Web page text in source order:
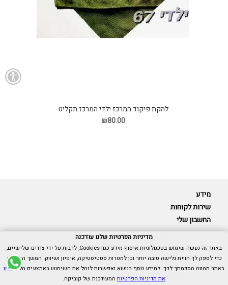
להקת פיקוד המרכז ילדי המרכז תקליט
₪80.00
מידע
שירות לקוחות
החשבון שלי
Cubica © כל הזכויות שמורות.
אנו כאן בשבילך -055-9511314
מדיניות הפרטיות שלנו עודכנה
באתר זה נעשה שימוש בטכנולוגיות איסוף מידע כגון Cookies, לרבות על ידי צדדים שלישיים,
כדי לספק לך חווית גלישה טובה יותר וכן למטרות סטטיסטיקה, איפיון ושיווק. המשך הגלישה
באתר מהווה הסכמתך לכך. למידע נוסף בנושא ואפשרות לנהל את השימוש באמצעים הללו,ראו
את מדיניות הפרטיותהמעודכנת של קוביקה.